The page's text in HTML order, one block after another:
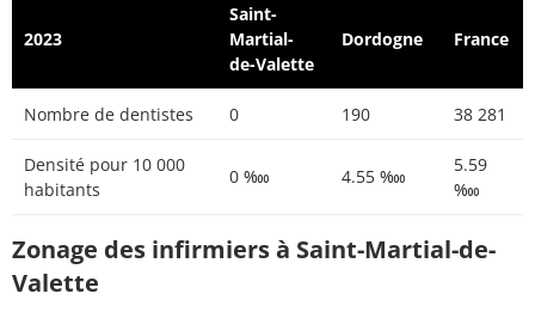
2023
Saint-
Martial-
de-Valette
Dordogne France
Nombre de dentistes 0 190 38 281
Densité pour 10 000
habitants
0 ‱ 4.55 ‱
5.59
‱
Zonage des infirmiers à Saint-Martial-de-
Valette